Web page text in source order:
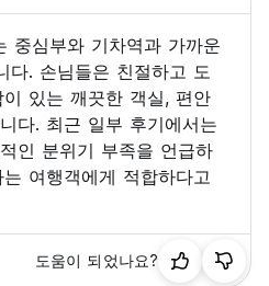
중심부와 기차역과 가까운
다. 손님들은 친절하고 도
있는 깨끗한 객실, 편안
다. 최근 일부 후기에서는
인 분위기 부족을 언급하
여행객에게 적합하다고
도움이 되었나요?